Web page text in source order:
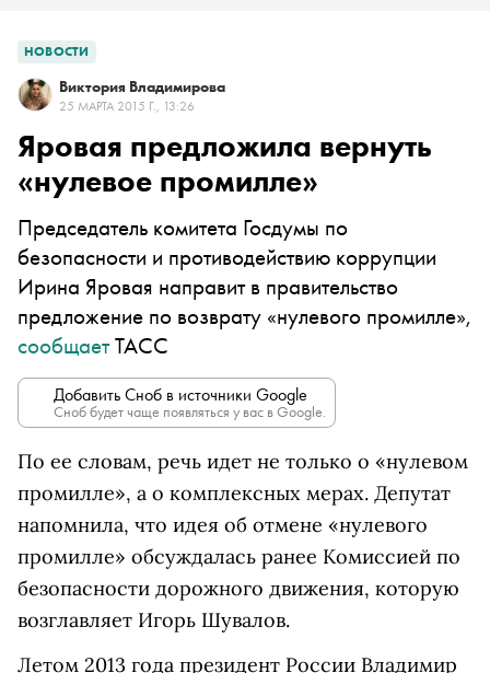
НОВОСТИ
Виктория Владимирова
25 МАРТА 2015 Г., 13:26
Яровая предложила вернуть
«нулевое промилле»
Председатель комитета Госдумы по
безопасности и противодействию коррупции
Ирина Яровая направит в правительство
предложение по возврату «нулевого промилле»,
сообщаетТАСС
Добавить Сноб в источники Google
Сноб будет чаще появляться у вас в Google.
По ее словам, речь идет не только о «нулевом
промилле», а о комплексных мерах. Депутат
напомнила, что идея об отмене «нулевого
промилле» обсуждалась ранее Комиссией по
безопасности дорожного движения, которую
возглавляет Игорь Шувалов.
Летом 2013 года президент России Владимир